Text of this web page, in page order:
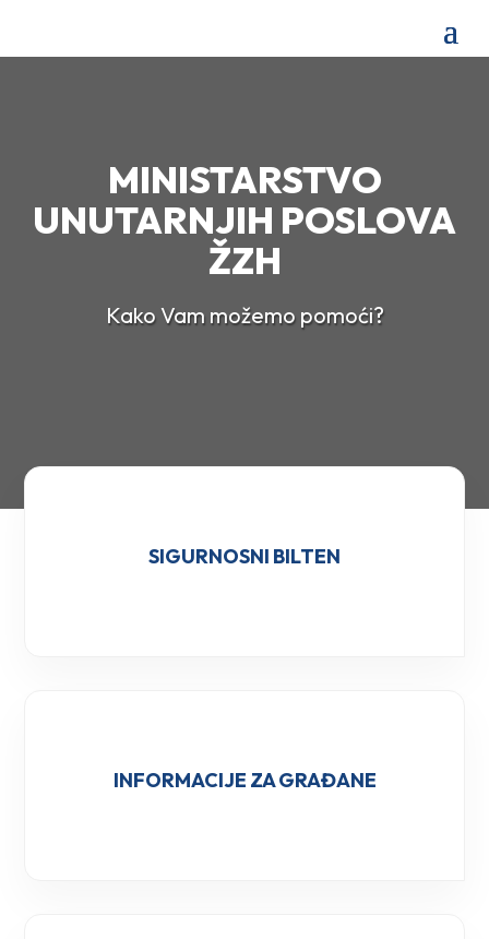
MINISTARSTVO
UNUTARNJIH POSLOVA
ŽZH
Kako Vam možemo pomoći?
SIGURNOSNI BILTEN
INFORMACIJE ZA GRAĐANE